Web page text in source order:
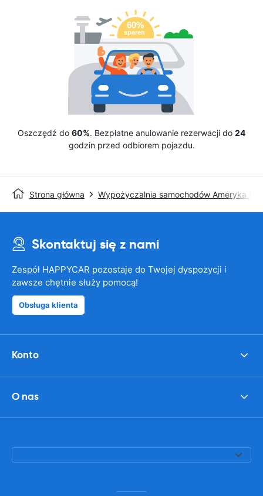
Oszczędź do 60%. Bezpłatne anulowanie rezerwacji do 24
godzin przed odbiorem pojazdu.
Strona główna Wypożyczalnia samochodów Ameryka
Skontaktuj się z nami
Zespół HAPPYCAR pozostaje do Twojej dyspozycji i
zawsze chętnie służy pomocą!
Obsługa klienta
Konto
O nas